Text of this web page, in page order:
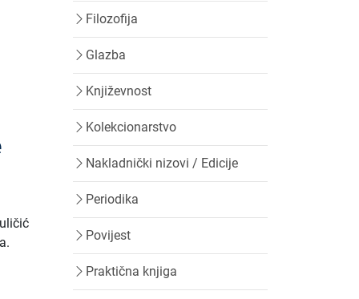
Filozofija
Glazba
Književnost
Kolekcionarstvo
Nakladnički nizovi / Edicije
Periodika
Povijest
Praktična knjiga